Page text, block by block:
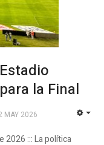
la Final
MAY 2026
2026 ::: La política